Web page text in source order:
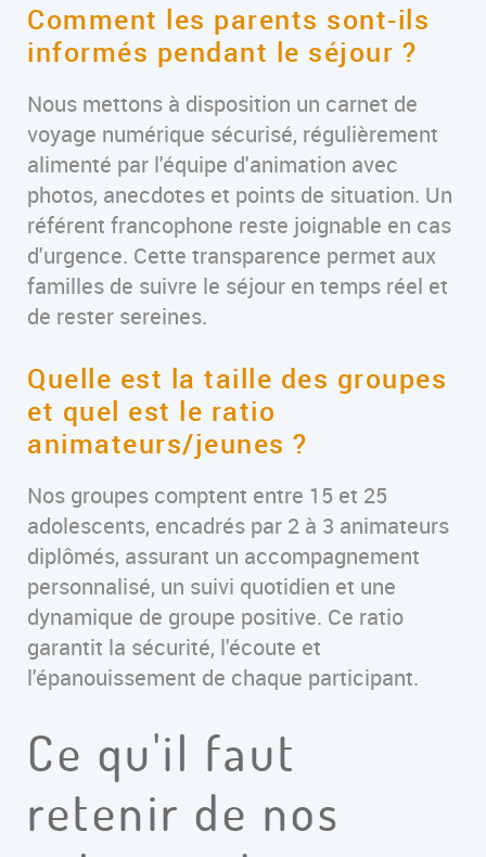
Comment les parents sont-ils
informés pendant le séjour ?
Nous mettons à disposition un carnet de
voyage numérique sécurisé, régulièrement
alimenté par l'équipe d'animation avec
photos, anecdotes et points de situation. Un
référent francophone reste joignable en cas
d'urgence. Cette transparence permet aux
familles de suivre le séjour en temps réel et
de rester sereines.
Quelle est la taille des groupes
et quel est le ratio
animateurs/jeunes ?
Nos groupes comptent entre 15 et 25
adolescents, encadrés par 2 à 3 animateurs
diplômés, assurant un accompagnement
personnalisé, un suivi quotidien et une
dynamique de groupe positive. Ce ratio
garantit la sécurité, l'écoute et
l'épanouissement de chaque participant.
Ce qu'il faut
retenir de nos